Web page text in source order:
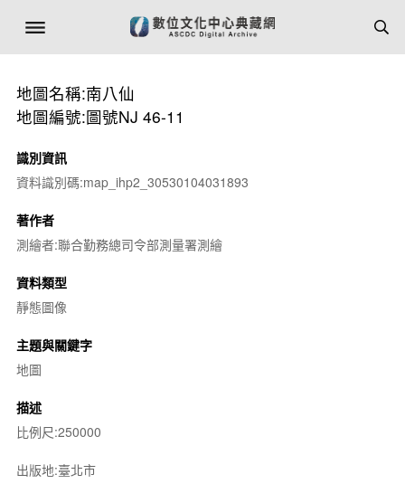
地圖名稱:南八仙
地圖編號:圖號NJ 46-11
識別資訊
資料識別碼:map_ihp2_30530104031893
著作者
測繪者:聯合勤務總司令部測量署測繪
資料類型
靜態圖像
主題與關鍵字
地圖
描述
比例尺:250000
出版地:臺北市